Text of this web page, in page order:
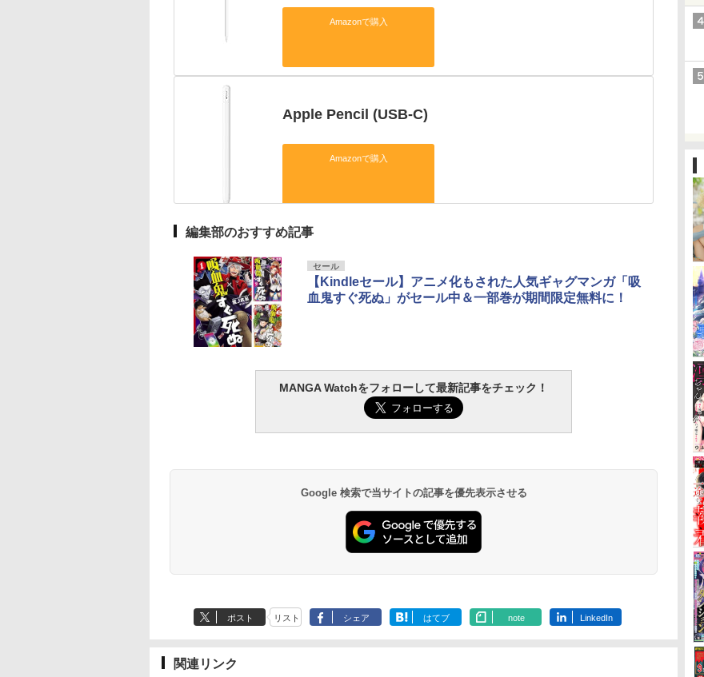
Amazonで購入
Apple Pencil (USB-C)
Amazonで購入
編集部のおすすめ記事
セール
【Kindleセール】アニメ化もされた人気ギャグマンガ「吸
血鬼すぐ死ぬ」がセール中＆一部巻が期間限定無料に！
MANGA Watchをフォローして最新記事をチェック！
Google 検索で当サイトの記事を優先表示させる
ポスト リスト シェア はてブ note LinkedIn
関連リンク